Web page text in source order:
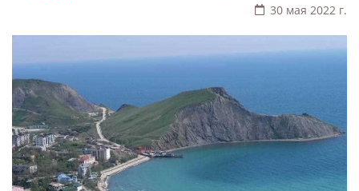
30 мая 2022 г.